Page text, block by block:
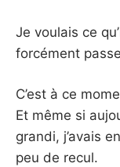
Je voulais ce
forcément
C’est à ce
Et même si
grandi, j’avais
peu de recul.